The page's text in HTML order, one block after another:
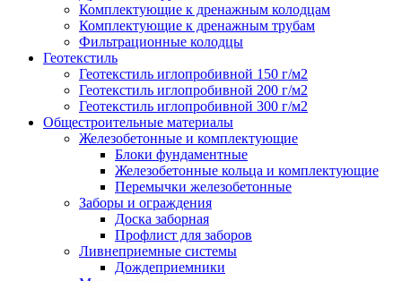
Комплектующие к дренажным колодцам
Комплектующие к дренажным трубам
Фильтрационные колодцы
Геотекстиль
Геотекстиль иглопробивной 150 г/м2
Геотекстиль иглопробивной 200 г/м2
Геотекстиль иглопробивной 300 г/м2
Общестроительные материалы
Железобетонные и комплектующие
Блоки фундаментные
Железобетонные кольца и комплектующие
Перемычки железобетонные
Заборы и ограждения
Доска заборная
Профлист для заборов
Ливнеприемные системы
Дождеприемники